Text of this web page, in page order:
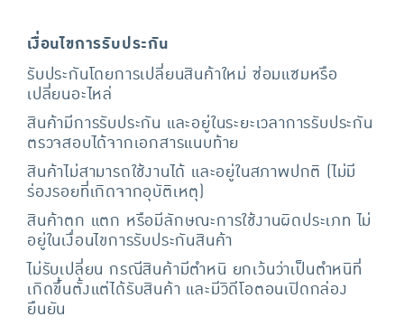
เงื่อนไขการรับประกัน
รับประกันโดยการเปลี่ยนสินค้าใหม่ ซ่อมแซมหรือ
เปลี่ยนอะไหล่
สินค้ามีการรับประกัน และอยู่ในระยะเวลาการรับประกัน
ตรวจสอบได้จากเอกสารแนบท้าย
สินค้าไม่สามารถใช้งานได้ และอยู่ในสภาพปกติ (ไม่มี
ร่องรอยที่เกิดจากอุบัติเหตุ)
สินค้าตก แตก หรือมีลักษณะการใช้งานผิดประเภท ไม่
อยู่ในเงื่อนไขการรับประกันสินค้า
ไม่รับเปลี่ยน กรณีสินค้ามีตำหนิ ยกเว้นว่าเป็นตำหนิที่
เกิดขึ้นตั้งแต่ได้รับสินค้า และมีวิดีโอตอนเปิดกล่อง
ยืนยัน